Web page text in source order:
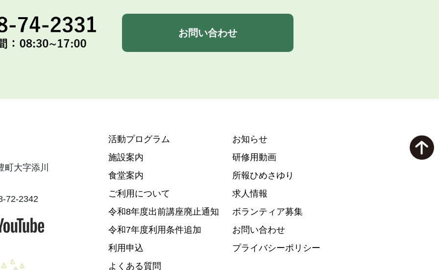
お問い合わせ
大字添川
72-2342
活動プログラム
施設案内
食堂案内
ご利用について
令和8年度出前講座廃止通知
令和7年度利用条件追加
利用申込
よくある質問
お知らせ
研修用動画
所報ひめさゆり
求人情報
ボランティア募集
お問い合わせ
プライバシーポリシー